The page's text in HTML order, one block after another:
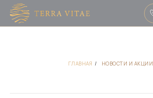
ГЛАВНАЯ / НОВОСТИ И АКЦИИ